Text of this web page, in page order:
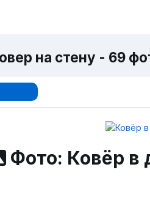
на стену - 69
Фото: Ковёр в